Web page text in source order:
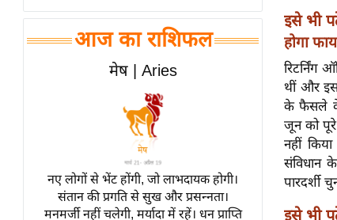
चाय पर
समीक्षा
व्रत
त्योहार
आज का राशिफल
मेष | Aries
नए लोगों से भेंट होंगी, जो लाभदायक होगी।
संतान की प्रगति से सुख और प्रसन्नता।
मनमर्जी नहीं चलेगी, मर्यादा में रहें। धन प्राप्ति
इसे भी
होगा
रिटर्निंग
थीं और
के फैसले के
जून को
नहीं
संविधान
पारदर्शी
इसे भी